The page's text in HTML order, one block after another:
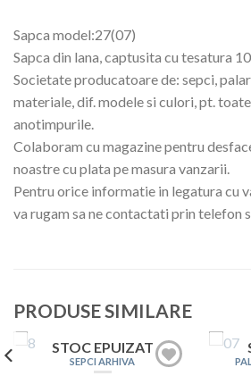
Sapca model:27(07)
Sapca din lana, captusita cu tesatura
Societate producatoare de: sepci,
materiale, dif. modele si culori, pt.
anotimpurile.
Colaboram cu magazine pentru
noastre cu plata pe masura vanzarii.
Pentru orice informatie in legatura cu
va rugam sa ne contactati prin telefon
PRODUSE SIMILARE
STOC EPUIZAT
SEPCI ARHIVA